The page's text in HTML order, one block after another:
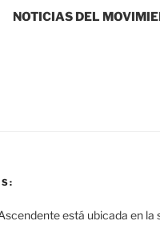
NOTICIAS DEL
está ubicada en la